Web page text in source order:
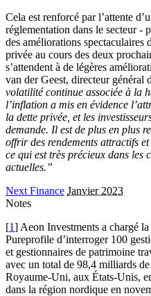
Cela est renforcé par l’attente
réglementation dans le secteur -
des améliorations spectaculaires
privée au cours des deux
s’attendent à de légères
van der Geest, directeur général
volatilité continue associée à la
l’inflation a mis en évidence
la dette privée, et les
demande. Il est de plus en plus
offrir des rendements attractifs
ce qui est très précieux dans les
actuelles.”
Next Finance Janvier 2023
Notes
[1] Aeon Investments a chargé la
Pureprofile d’interroger 100
et gestionnaires de patrimoine
avec un total de 98,4 milliards
Royaume-Uni, aux États-Unis,
dans la région nordique en